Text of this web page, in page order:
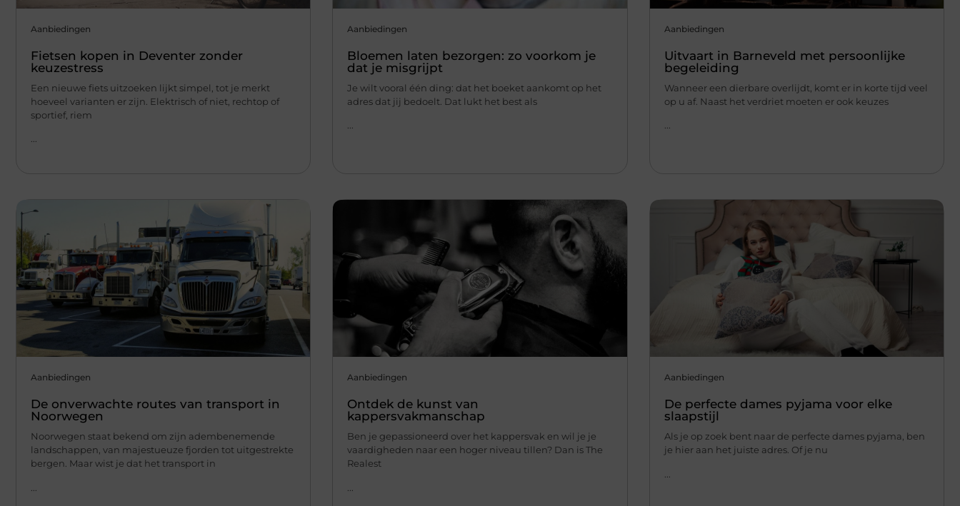
Aanbiedingen
Fietsen kopen in Deventer zonder
keuzestress
Een nieuwe fiets uitzoeken lijkt simpel, tot je merkt
hoeveel varianten er zijn. Elektrisch of niet, rechtop of
sportief, riem
...
Aanbiedingen
Bloemen laten bezorgen: zo voorkom je
dat je misgrijpt
Je wilt vooral één ding: dat het boeket aankomt op het
adres dat jij bedoelt. Dat lukt het best als
...
Aanbiedingen
Uitvaart in Barneveld met persoonlijke
begeleiding
Wanneer een dierbare overlijdt, komt er in korte tijd veel
op u af. Naast het verdriet moeten er ook keuzes
...
Aanbiedingen
De onverwachte routes van transport in
Noorwegen
Noorwegen staat bekend om zijn adembenemende
landschappen, van majestueuze fjorden tot uitgestrekte
bergen. Maar wist je dat het transport in
Aanbiedingen
Ontdek de kunst van
kappersvakmanschap
Ben je gepassioneerd over het kappersvak en wil je je
vaardigheden naar een hoger niveau tillen? Dan is The
Realest
Aanbiedingen
De perfecte dames pyjama voor elke
slaapstijl
Als je op zoek bent naar de perfecte dames pyjama, ben
je hier aan het juiste adres. Of je nu